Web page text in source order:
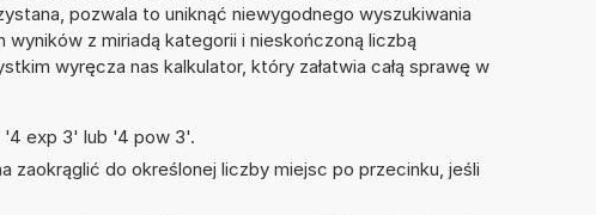
pozwala to uniknąć niewygodnego wyszukiwania
wyników z miriadą kategorii i nieskończoną liczbą
wyręcza nas kalkulator, który załatwia całą sprawę w
'4 exp 3' lub '4 pow 3'.
zaokrąglić do określonej liczby miejsc po przecinku, jeśli